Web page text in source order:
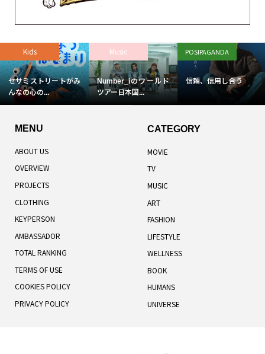
Kids
セサミストリートがみ
んなの心の...
Music
Number_iのワールド
ツアー日本国...
POSIPAGANDA
信頼、信用し合う
MENU
ABOUT US
OVERVIEW
PROJECTS
CLOTHING
KEYPERSON
AMBASSADOR
TOTAL RANKING
TERMS OF USE
COOKIES POLICY
PRIVACY POLICY
CATEGORY
MOVIE
TV
MUSIC
ART
FASHION
LIFESTYLE
WELLNESS
BOOK
HUMANS
UNIVERSE